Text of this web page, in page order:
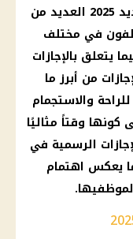
الإجازات الرسمية … يشهد العام الجديد 2025 العديد من
في مختلف
يتعلق بالإجازات
من أبرز ما
والاستجمام
كونها وقتاً مثاليًا
الرسمية في
مما يعكس اهتمام